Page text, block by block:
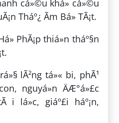
cá»©u khá» cá»©u
Tháº¿ Ãm Bá» TÃ¡t.
PhÃ¡p thiá»n tháº§n
lÃ²ng tá»« bi, phÃ¹
nguyá»n ÄÆ°á»£c
i lá»c, giáº£i háº¡n,